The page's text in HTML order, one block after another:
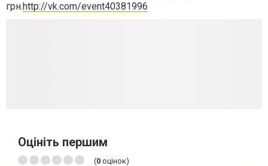
грн.http://vk.com/event40381996
Оцініть першим
(0 оцінок)